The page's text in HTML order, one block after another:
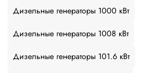
Дизельные генераторы 1000 кВт
Дизельные генераторы 1008 кВт
Дизельные генераторы 101.6 кВт